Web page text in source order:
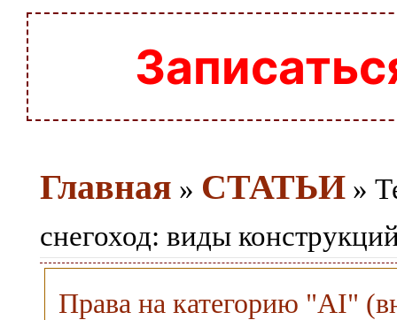
Главная » СТАТЬИ »
снегоход: виды
Права на категорию "AI"